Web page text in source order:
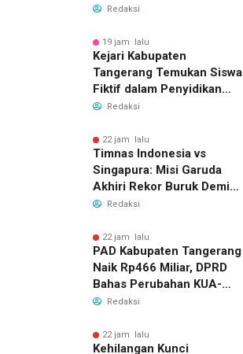
Sorotan di Piala AFF 2026
Redaksi
19 jam lalu
Kejari Kabupaten
Tangerang Temukan Siswa
Fiktif dalam Penyidikan
Dana BOP PKBM
Redaksi
22 jam lalu
Timnas Indonesia vs
Singapura: Misi Garuda
Akhiri Rekor Buruk Demi
Tiket Semifinal Piala AFF
Redaksi
22 jam lalu
PAD Kabupaten Tangerang
Naik Rp466 Miliar, DPRD
Bahas Perubahan KUA-
PPAS 2026
Redaksi
22 jam lalu
Kehilangan Kunci